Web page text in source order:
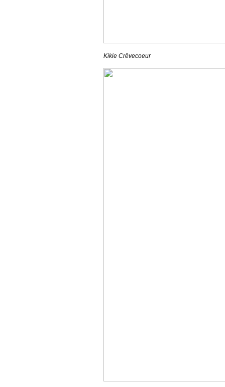
Kikie Crêvecoeur